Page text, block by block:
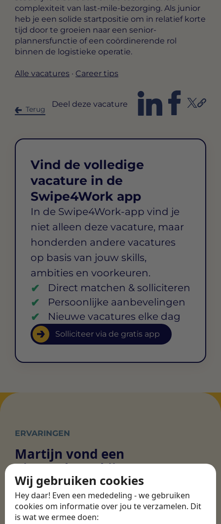
Wij gebruiken cookies
Hey daar! Even een mededeling - we gebruiken
cookies om informatie over jou te verzamelen. Dit
is wat we ermee doen:
complexiteit van last-mile-bezorging. Als junior
heb je een solide startpositie om in relatief korte
tijd door te groeien naar een senior-
plannersfunctie of een coördinerende rol
binnen de logistieke operatie.
Alle vacatures · Career tips
Terug
Deel deze vacature
Vind de volledige
vacature in de
Swipe4Work app
In de Swipe4Work-app vind je
niet alleen deze vacature, maar
honderden andere vacatures
op basis van jouw skills,
ambities en voorkeuren.
Direct matchen & solliciteren
Persoonlijke aanbevelingen
Nieuwe vacatures elke dag
Solliciteer via de gratis app
ERVARINGEN
Martijn vond een
nieuwe baan bij
CBEE
Door Swipe4Work heb ik op een hele